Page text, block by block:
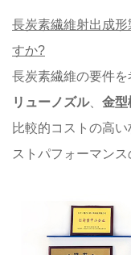
長炭素繊維射出成
すか?
長炭素繊維の要件
リューノズル、 金型
比較的コストの高
ストパフォーマン